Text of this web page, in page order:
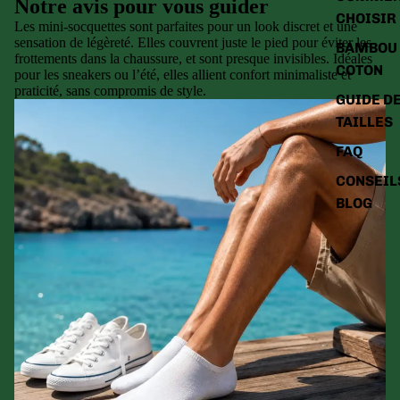
CHOISIR
BAMBOU
COTON
GUIDE
TAILLES
FAQ
BLOG
Notre avis pour vous guider
Les mini-socquettes sont parfaites pour un look discret et une
sensation de légèreté. Elles couvrent juste le pied pour éviter les
frottements dans la chaussure, et sont presque invisibles. Idéales
pour les sneakers ou l’été, elles allient confort minimaliste et
praticité, sans compromis de style.